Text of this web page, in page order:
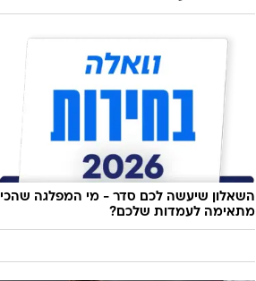
השאלון שיעשה לכם סדר - מי המפלגה שהכי
מתאימה לעמדות שלכם?